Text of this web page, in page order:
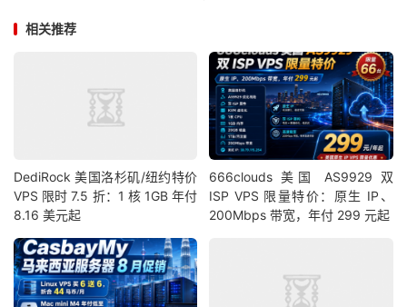
相关推荐
DediRock 美国洛杉矶/纽约特价
VPS 限时 7.5 折：1 核 1GB 年付
8.16 美元起
666clouds 美国 AS9929 双
ISP VPS 限量特价：原生 IP、
200Mbps 带宽，年付 299 元起